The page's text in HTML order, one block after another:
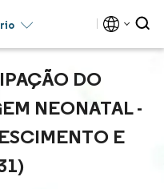
DO
NEONATAL -
E